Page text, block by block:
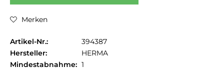
Merken
Artikel-Nr.:
394387
Hersteller:
HERMA
Mindestabnahme: 1